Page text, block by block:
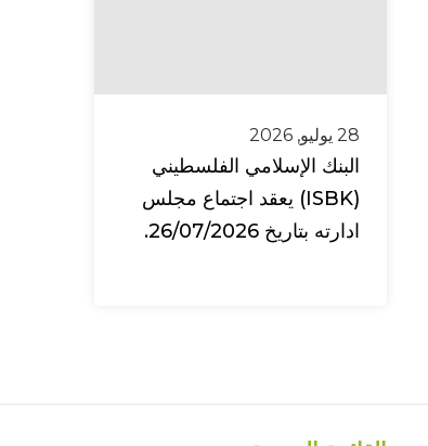
28 يوليو, 2026
البنك الإسلامي الفلسطيني
(ISBK) يعقد اجتماع مجلس
ادارته بتاريخ 26/07/2026.